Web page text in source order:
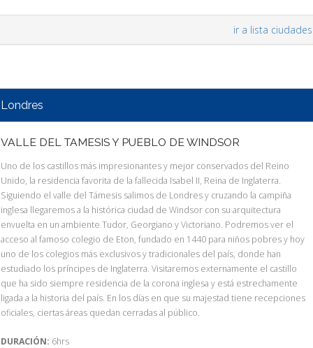
ir a lista ciudades
Londres
VALLE DEL TAMESIS Y PUEBLO DE WINDSOR
Uno de los castillos más impresionantes y mejor conservados del Reino
Unido, la residencia favorita de la fallecida Isabel II, Reina de Inglaterra.
Siguiendo el valle del Támesis salimos de Londres y cruzando la campiña
inglesa llegaremos a la histórica ciudad de Windsor con su arquitectura
envuelta en un ambiente Tudor, Georgiano y Victoriano. Podremos ver el
acceso al famoso colegio de Eton, fundado en 1440 para niños pobres y hoy
uno de los colegios más exclusivos y tradicionales del país, donde han
estudiado los príncipes de Inglaterra. Visitaremos externamente el castillo
que ha sido siempre residencia de la corona inglesa y está estrechamente
ligada a la historia del país. En los días en que su majestad tiene recepciones
oficiales, ciertas áreas quedan cerradas al público.
DURACIÓN: 6hrs